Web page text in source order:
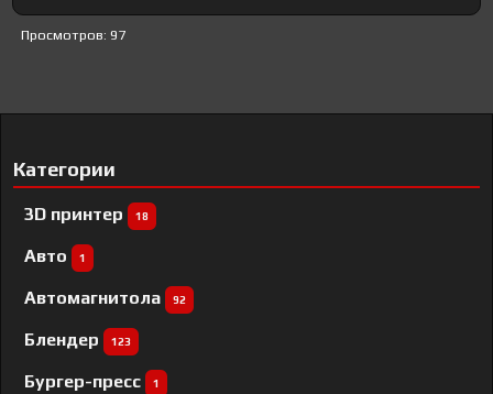
Просмотров: 97
Категории
3D принтер 18
Авто 1
Автомагнитола 92
Блендер 123
Бургер-пресс 1